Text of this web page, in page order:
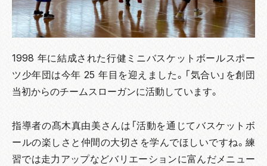
1998 年に結成された行健ミニバスケットボールスポー
ツ少年団は今年 25 年目を迎えました。「気合い」を創団
当初からのチームスローガンに活動しています。
指導者の髙木真由美さんは「活動を通じてバスケットボ
ールの楽しさと仲間の大切さを学んでほしいですね。練
習では走力アップなどバリエーションに富んだメニュー